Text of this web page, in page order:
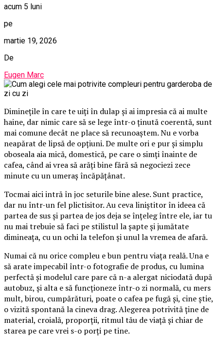
acum 5 luni
pe
martie 19, 2026
De
Eugen Marc
Diminețile în care te uiți în dulap și ai impresia că ai multe
haine, dar nimic care să se lege într-o ținută coerentă, sunt
mai comune decât ne place să recunoaștem. Nu e vorba
neapărat de lipsă de opțiuni. De multe ori e pur și simplu
oboseala aia mică, domestică, pe care o simți înainte de
cafea, când ai vrea să arăți bine fără să negociezi zece
minute cu un umeraș încăpățânat.
Tocmai aici intră în joc seturile bine alese. Sunt practice,
dar nu într-un fel plictisitor. Au ceva liniștitor în ideea că
partea de sus și partea de jos deja se înțeleg între ele, iar tu
nu mai trebuie să faci pe stilistul la șapte și jumătate
dimineața, cu un ochi la telefon și unul la vremea de afară.
Numai că nu orice compleu e bun pentru viața reală. Una e
să arate impecabil într-o fotografie de produs, cu lumina
perfectă și modelul care pare că n-a alergat niciodată după
autobuz, și alta e să funcționeze într-o zi normală, cu mers
mult, birou, cumpărături, poate o cafea pe fugă și, cine știe,
o vizită spontană la cineva drag. Alegerea potrivită ține de
material, croială, proporții, ritmul tău de viață și chiar de
starea pe care vrei s-o porți pe tine.